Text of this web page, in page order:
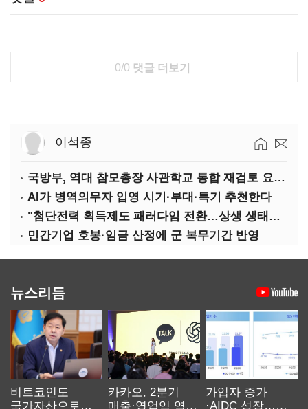
0/0 댓글 더보기
이석종
국방부, 역대 참모총장 사관학교 통합 재검토 요구에 "다양한 의견 수렴해 합리적 시스템 만들 것"
AI가 병역의무자 입영 시기·부대·특기 추천한다
"첨단전력 획득제도 패러다임 전환…상생 생태계 조성해 대체불가 K-방산 도약"
민간기업 호봉·임금 산정에 군 복무기간 반영
뉴스리듬
비트코인도
국가자산으로…'
카카오, 2분기
매출·영업익 역대
가입자 증가
·AIDC 성장…